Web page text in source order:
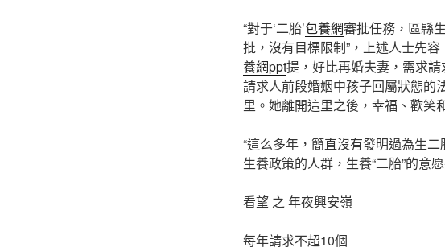
“對于‘二胎’包養網審批任務，區縣
批，沒有目標限制”，上述人士先
養網ppt提，好比再婚夫妻，需求
請求人前段婚姻中孩子回屬狀態的
里。她離開這里之後，幸福、歡笑
“這么多年，簡直沒有發明過為生
生養政策的人群，生養“二胎”的意
看望 之 年夜興安嶺
每年請求不超10個